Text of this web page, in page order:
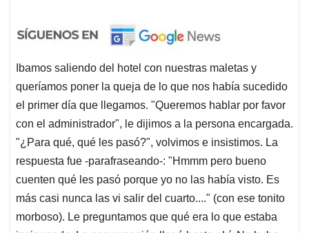
Ibamos saliendo del hotel con nuestras maletas y
queríamos poner la queja de lo que nos había sucedido
el primer día que llegamos. "Queremos hablar por favor
con el administrador", le dijimos a la persona encargada.
"¿Para qué, qué les pasó?", volvimos e insistimos. La
respuesta fue -parafraseando-: "Hmmm pero bueno
cuenten qué les pasó porque yo no las había visto. Es
más casi nunca las vi salir del cuarto...." (con ese tonito
morboso). Le preguntamos que qué era lo que estaba